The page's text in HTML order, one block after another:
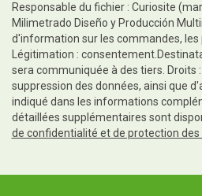
Responsable du fichier : Curiosite
Milimetrado Diseño y Producción
d'information sur les commandes, les
Légitimation :
sera communiquée à des tiers. Droits
suppression des données, ainsi que
indiqué dans les informations
détaillées supplémentaires sont
de confidentialité et de protection des